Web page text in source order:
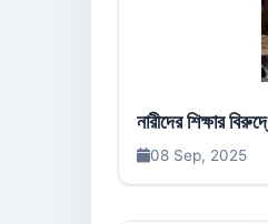
নারীদের শিক্ষার
08 Sep, 2025